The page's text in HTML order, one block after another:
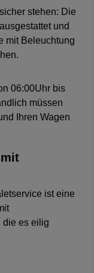
stehen: Die
und
mit Beleuchtung
06:00Uhr bis
müssen
Ihren Wagen
ist eine
die es eilig